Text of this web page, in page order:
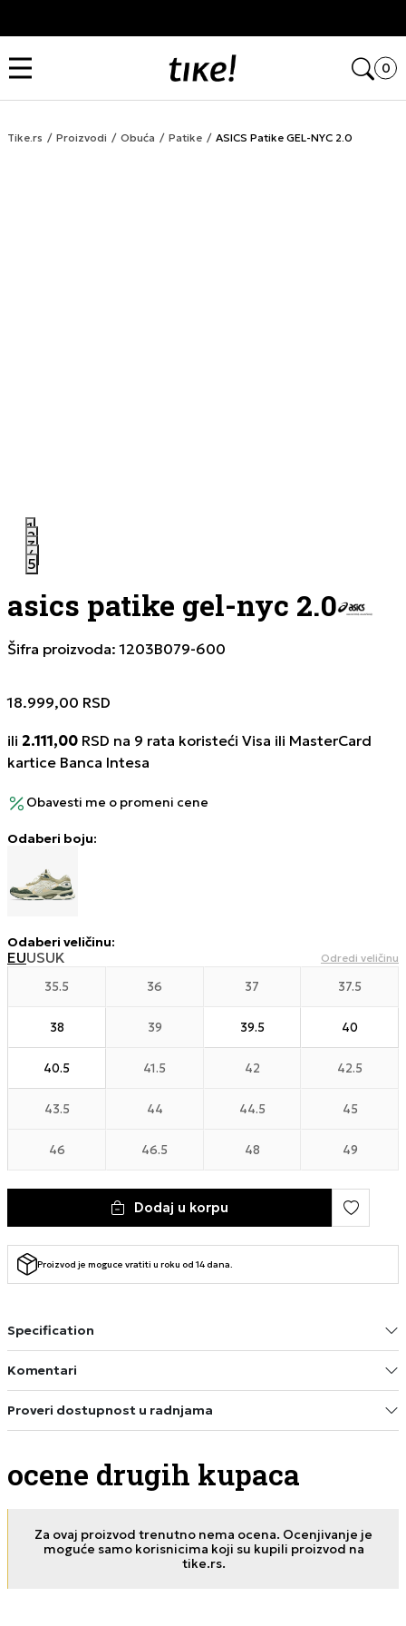
0
Tike.rs Proizvodi Obuća Patike ASICS Patike GEL-NYC 2.0
1
2
3
4
5
asics patike gel-nyc 2.0
Šifra proizvoda:1203B079-600
18.999,00 RSD
ili 2.111,00 RSD na 9 rata koristeći Visa ili MasterCard
kartice Banca Intesa
Obavesti me o promeni cene
Odaberi boju:
Odaberi veličinu:
EUUSUK Odredi veličinu
35.5 36 37 37.5
38 39 39.5 40
40.5 41.5 42 42.5
43.5 44 44.5 45
46 46.5 48 49
Dodaj u korpu
Proizvod je moguce vratiti u roku od 14 dana.
Specification
Komentari
Proveri dostupnost u radnjama
ocene drugih kupaca
Za ovaj proizvod trenutno nema ocena. Ocenjivanje je
moguće samo korisnicima koji su kupili proizvod na
tike.rs.